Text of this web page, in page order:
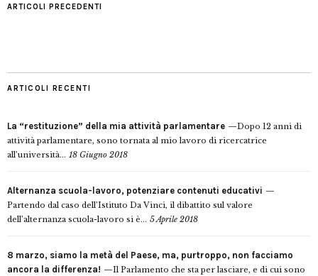
ARTICOLI PRECEDENTI
ARTICOLI RECENTI
La “restituzione” della mia attività parlamentare
Dopo 12 anni di
attività parlamentare, sono tornata al mio lavoro di ricercatrice
all’università... 18 Giugno 2018
Alternanza scuola-lavoro, potenziare contenuti educativi
Partendo dal caso dell’Istituto Da Vinci, il dibattito sul valore
dell’alternanza scuola-lavoro si è... 5 Aprile 2018
8 marzo, siamo la metà del Paese, ma, purtroppo, non facciamo
ancora la differenza!
Il Parlamento che sta per lasciare, e di cui sono